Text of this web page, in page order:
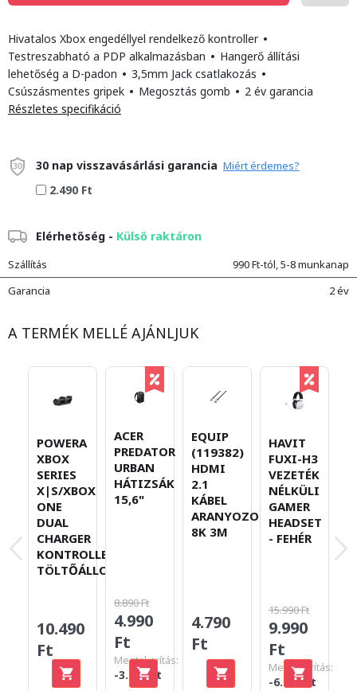
Hivatalos Xbox engedéllyel rendelkező kontroller •
Testreszabható a PDP alkalmazásban • Hangerő állítási
lehetőség a D-padon • 3,5mm Jack csatlakozás •
Csúszásmentes gripek • Megosztás gomb • 2 év garancia
Részletes specifikáció
30 nap visszavásárlási garancia Miért érdemes?
2.490 Ft
Elérhetőség - Külső raktáron
Szállítás
990 Ft-tól, 5-8 munkanap
Garancia
2 év
A TERMÉK MELLÉ AJÁNLJUK
POWERA
XBOX
SERIES
X|S/XBOX
ONE
DUAL
CHARGER
KONTROLLER
TÖLTŐÁLLOMÁS
10.490
Ft
ACER
PREDATOR
URBAN
HÁTIZSÁK
15,6"
8.890 Ft
4.990
Ft
Megtakarítás:
-3.900 Ft
EQUIP
(119382)
HDMI
2.1
KÁBEL
ARANYOZOTT
8K 3M
4.790
Ft
HAVIT
FUXI-H3
VEZETÉK
NÉLKÜLI
GAMER
HEADSET
- FEHÉR
15.990 Ft
9.990
Ft
Megtakarítás:
-6.000 Ft